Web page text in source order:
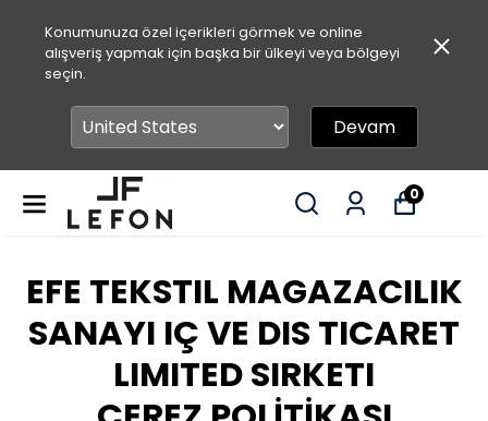
Konumunuza özel içerikleri görmek ve online
alışveriş yapmak için başka bir ülkeyi veya bölgeyi
seçin.
Devam
0
EFE TEKSTIL MAGAZACILIK
SANAYI IÇ VE DIS TICARET
LIMITED SIRKETI